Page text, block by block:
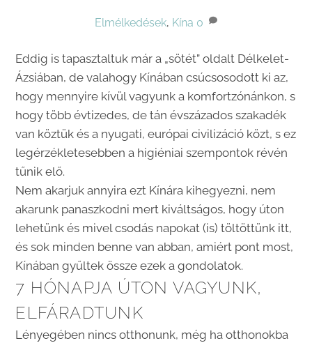
Elmélkedések, Kína 0
Eddig is tapasztaltuk már a „sötét” oldalt Délkelet-
Ázsiában, de valahogy Kínában csúcsosodott ki az,
hogy mennyire kívül vagyunk a komfortzónánkon, s
hogy több évtizedes, de tán évszázados szakadék
van köztük és a nyugati, európai civilizáció közt, s ez
legérzékletesebben a higiéniai szempontok révén
tűnik elő.
Nem akarjuk annyira ezt Kínára kihegyezni, nem
akarunk panaszkodni mert kiváltságos, hogy úton
lehetünk és mivel csodás napokat (is) töltöttünk itt,
és sok minden benne van abban, amiért pont most,
Kínában gyűltek össze ezek a gondolatok.
7 HÓNAPJA ÚTON VAGYUNK,
ELFÁRADTUNK
Lényegében nincs otthonunk, még ha otthonokba